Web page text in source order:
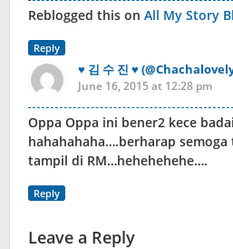
Reblogged this on All My Story
Reply
♥ 김 수 진 ♥
June 16, 2015 at 12:28 pm
Oppa Oppa ini bener2 kece
hahahahaha….berharap
tampil di RM…hehehehehe….
Reply
Leave a Reply